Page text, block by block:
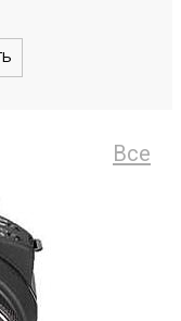
Все